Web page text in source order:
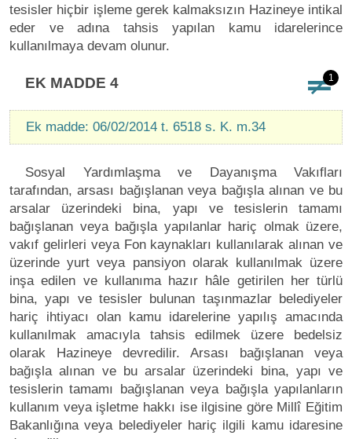
tesisler hiçbir işleme gerek kalmaksızın Hazineye intikal
eder ve adına tahsis yapılan kamu idarelerince
kullanılmaya devam olunur.
EK MADDE 4 1
Ek madde: 06/02/2014 t. 6518 s. K. m.34
Sosyal Yardımlaşma ve Dayanışma Vakıfları
tarafından, arsası bağışlanan veya bağışla alınan ve bu
arsalar üzerindeki bina, yapı ve tesislerin tamamı
bağışlanan veya bağışla yapılanlar hariç olmak üzere,
vakıf gelirleri veya Fon kaynakları kullanılarak alınan ve
üzerinde yurt veya pansiyon olarak kullanılmak üzere
inşa edilen ve kullanıma hazır hâle getirilen her türlü
bina, yapı ve tesisler bulunan taşınmazlar belediyeler
hariç ihtiyacı olan kamu idarelerine yapılış amacında
kullanılmak amacıyla tahsis edilmek üzere bedelsiz
olarak Hazineye devredilir. Arsası bağışlanan veya
bağışla alınan ve bu arsalar üzerindeki bina, yapı ve
tesislerin tamamı bağışlanan veya bağışla yapılanların
kullanım veya işletme hakkı ise ilgisine göre Millî Eğitim
Bakanlığına veya belediyeler hariç ilgili kamu idaresine